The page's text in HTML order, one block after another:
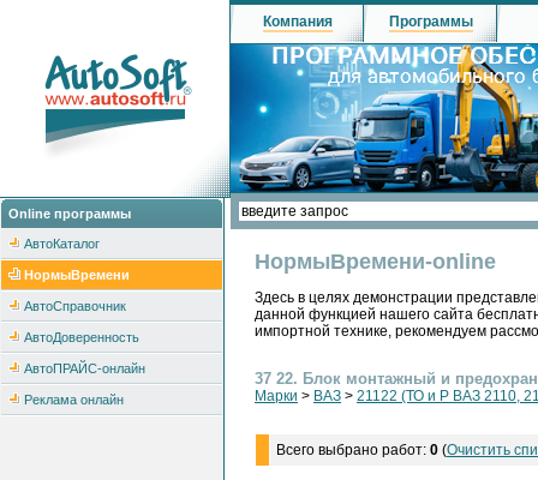
Online программы
АвтоКаталог
НормыВремени
АвтоСправочник
АвтоДоверенность
АвтоПРАЙС-онлайн
Реклама онлайн
Компания Программы
НормыВремени-online
Здесь в целях демонстрации
данной функцией нашего сайта
импортной технике, рекомендуем
37 22. Блок монтажный и
Марки > ВАЗ > 21122 (ТО и Р ВАЗ 2110,
Всего выбрано работ: 0 (Очистить